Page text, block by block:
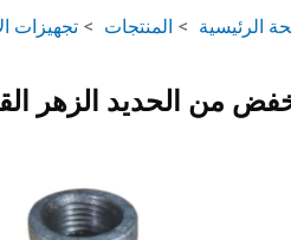
الرئيسية المنتجات تجهيزات
من الحديد الزهر